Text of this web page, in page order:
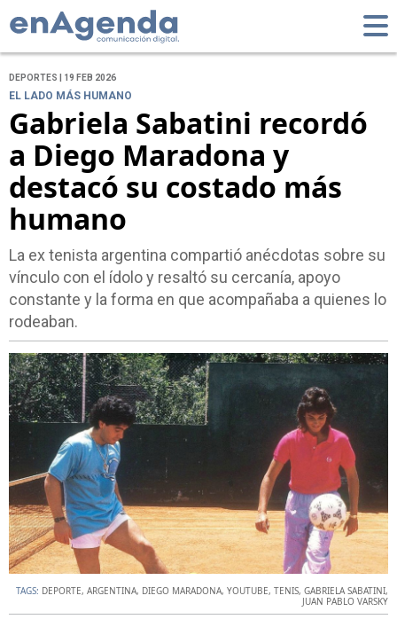
DEPORTES | 19 FEB 2026
EL LADO MÁS HUMANO
Gabriela Sabatini recordó
a Diego Maradona y
destacó su costado más
humano
La ex tenista argentina compartió anécdotas sobre su
vínculo con el ídolo y resaltó su cercanía, apoyo
constante y la forma en que acompañaba a quienes lo
rodeaban.
TAGS: DEPORTE, ARGENTINA, DIEGO MARADONA, YOUTUBE, TENIS, GABRIELA SABATINI,
JUAN PABLO VARSKY